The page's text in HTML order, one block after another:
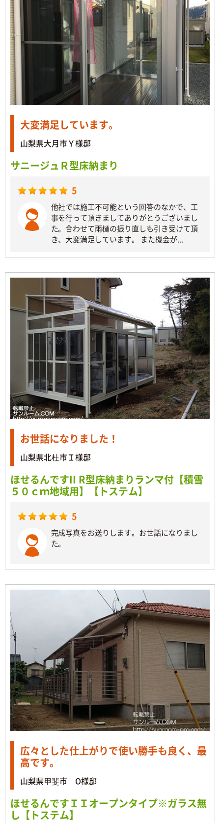
大変満足しています。
山梨県大月市Ｙ様邸
サニージュＲ型床納まり
5
他社では施工不可能という回答のなかで、工
事を行って頂きましてありがとうございまし
た。合わせて雨樋の振り直しも引き受けて頂
き、大変満足しています。 また機会が...
お世話になりました！
山梨県北杜市Ｉ様邸
ほせるんですII R型床納まりランマ付【積雪
５０ｃｍ地域用】【トステム】
5
完成写真をお送りします。お世話になりまし
た。
広々とした仕上がりで使い勝手も良く、最
高です。
山梨県甲斐市 O様邸
ほせるんですＩＩオープンタイプ※ガラス無
し【トステム】